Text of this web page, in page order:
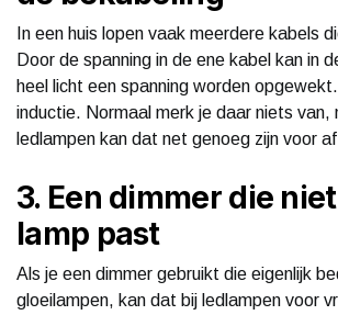
In een huis lopen vaak meerdere kabels
Door de spanning in de ene kabel kan in
heel licht een spanning worden
inductie. Normaal merk je daar niets van,
ledlampen kan dat net genoeg zijn voor
3. Een dimmer die
lamp past
Als je een dimmer gebruikt die eigenlijk
gloeilampen, kan dat bij ledlampen voor